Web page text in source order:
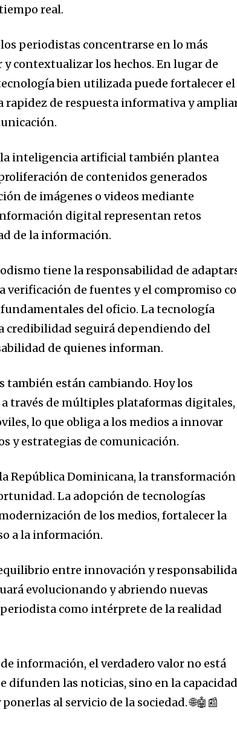
real.
periodistas concentrarse en lo más
contextualizar los hechos. En lugar de
bien utilizada puede fortalecer el
rapidez de respuesta informativa y
inteligencia artificial también plantea
de contenidos generados
de imágenes o videos mediante
digital representan retos
de la información.
tiene la responsabilidad de
verificación de fuentes y el compromiso
del oficio. La tecnología
credibilidad seguirá dependiendo del
de quienes informan.
también están cambiando. Hoy los
través de múltiples plataformas digitales,
lo que obliga a los medios a innovar
y estrategias de comunicación.
República Dominicana, la transformación
La adopción de tecnologías
de los medios, fortalecer la
a la información.
entre innovación y
evolucionando y abriendo nuevas
como intérprete de la realidad
información, el verdadero valor no está
difunden las noticias, sino en la
al servicio de la sociedad. 🌐🤖📰